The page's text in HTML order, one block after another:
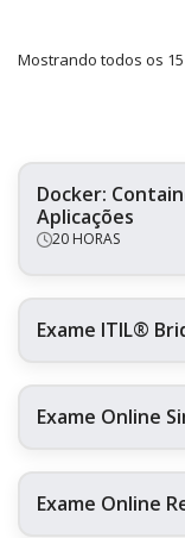
Mostrando todos os
Docker:
Aplicações
20 HORAS
Exame ITIL®
Exame Online
Exame Online